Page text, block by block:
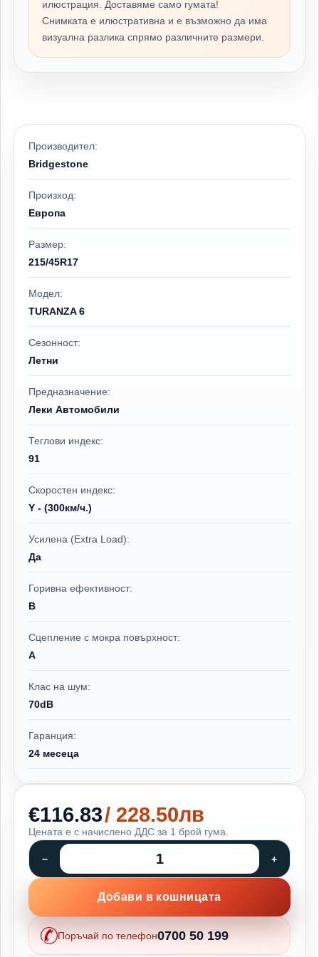
илюстрация. Доставяме само гумата!
Снимката е илюстративна и е възможно да има
визуална разлика спрямо различните размери.
Производител:
Bridgestone
Произход:
Европа
Размер:
215/45R17
Модел:
TURANZA 6
Сезонност:
Летни
Предназначение:
Леки Автомобили
Теглови индекс:
91
Скоростен индекс:
Y - (300км/ч.)
Усилена (Extra Load):
Да
Горивна ефективност:
B
Сцепление с мокра повърхност:
A
Клас на шум:
70dB
Гаранция:
24 месеца
€116.83/ 228.50лв
Цената е с начислено ДДС за 1 брой гума.
Добави в кошницата
Поръчай по телефон0700 50 199